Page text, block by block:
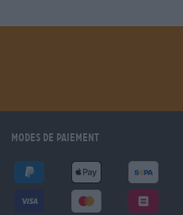
Modes de paiement